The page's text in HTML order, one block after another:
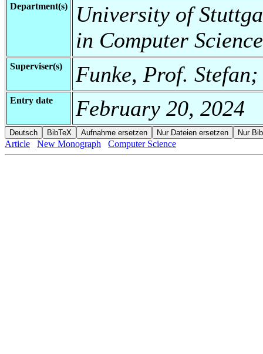
Department(s)
University of
in Computer
Superviser(s) Funke, Prof.
Entry date February 20, 2024
Article New Monograph Computer Science